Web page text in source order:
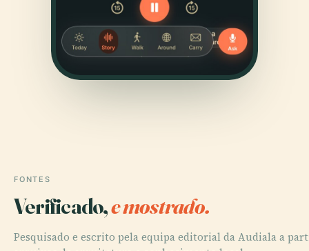
FONTES
Verificado,e mostrado.
Pesquisado e escrito pela equipa editorial da Audiala a